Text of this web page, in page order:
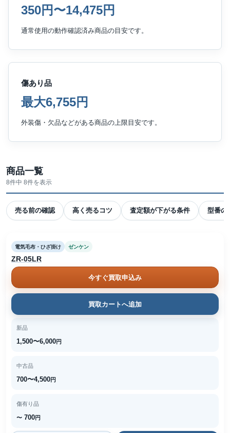
350円〜14,475円
通常使用の動作確認済み商品の目安です。
傷あり品
最大6,755円
外装傷・欠品などがある商品の上限目安です。
商品一覧
8件中 8件を表示
売る前の確認 高く売るコツ 査定額が下がる条件 型番の
電気毛布・ひざ掛け ゼンケン
ZR-05LR
今すぐ買取申込み
買取カートへ追加
新品
1,500〜6,000円
中古品
700〜4,500円
傷有り品
〜 700円